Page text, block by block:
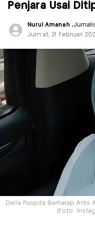
Penjara Usai
Nurul Amanah ,
Jum'at, 21 Februari
Della Puspita Berharap Artis
(Foto: